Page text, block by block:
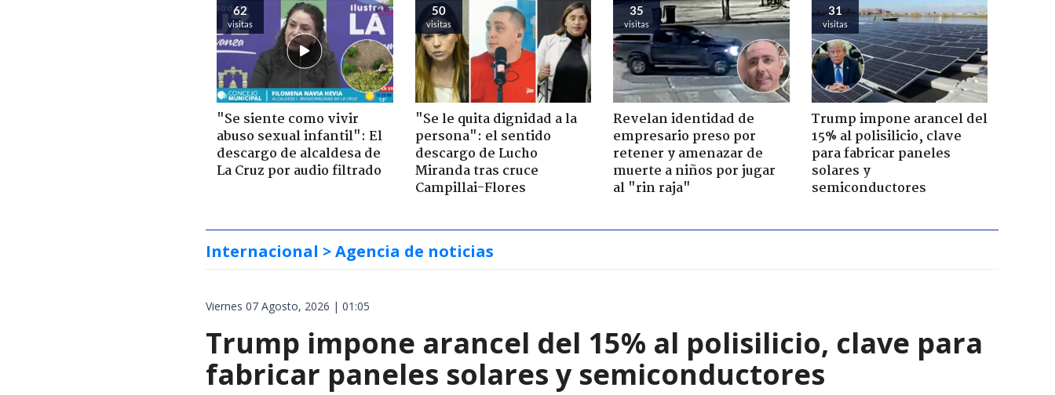
62
visitas
"Se siente como vivir
abuso sexual infantil": El
descargo de alcaldesa de
La Cruz por audio filtrado
50
visitas
"Se le quita dignidad a la
persona": el sentido
descargo de Lucho
Miranda tras cruce
Campillai-Flores
35
visitas
Revelan identidad de
empresario preso por
retener y amenazar de
muerte a niños por jugar
al "rin raja"
31
visitas
Trump impone arancel del
15% al polisilicio, clave
para fabricar paneles
solares y
semiconductores
Internacional > Agencia de noticias
Viernes 07 Agosto, 2026 | 01:05
Trump impone arancel del 15% al polisilicio, clave para
fabricar paneles solares y semiconductores